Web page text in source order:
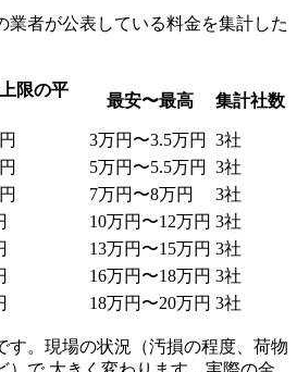
業者が公表している料金を集計した
限の平
最安〜最高 集計社数
3万円〜3.5万円
3社
5万円〜5.5万円
3社
7万円〜8万円
3社
10万円〜12万円 3社
13万円〜15万円 3社
16万円〜18万円 3社
18万円〜20万円 3社
す。現場の状況（汚損の程度、荷物